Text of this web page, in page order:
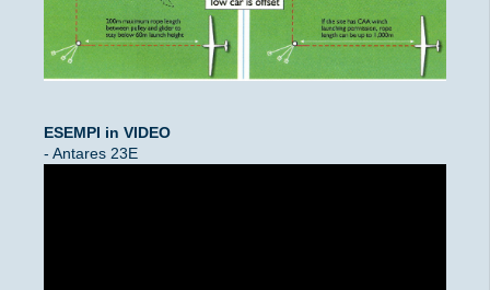
ESEMPI in VIDEO
- Antares 23E